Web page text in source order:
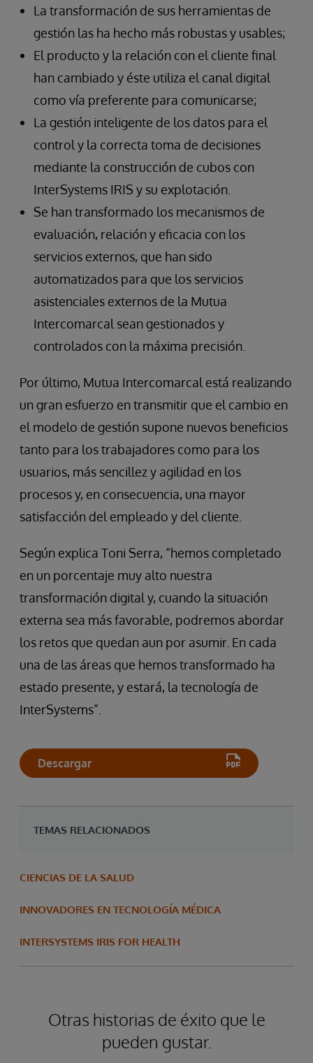
La transformación de sus herramientas de
gestión las ha hecho más robustas y usables;
El producto y la relación con el cliente final
han cambiado y éste utiliza el canal digital
como vía preferente para comunicarse;
La gestión inteligente de los datos para el
control y la correcta toma de decisiones
mediante la construcción de cubos con
InterSystems IRIS y su explotación.
Se han transformado los mecanismos de
evaluación, relación y eficacia con los
servicios externos, que han sido
automatizados para que los servicios
asistenciales externos de la Mutua
Intercomarcal sean gestionados y
controlados con la máxima precisión.
Por último, Mutua Intercomarcal está realizando
un gran esfuerzo en transmitir que el cambio en
el modelo de gestión supone nuevos beneficios
tanto para los trabajadores como para los
usuarios, más sencillez y agilidad en los
procesos y, en consecuencia, una mayor
satisfacción del empleado y del cliente.
Según explica Toni Serra, “hemos completado
en un porcentaje muy alto nuestra
transformación digital y, cuando la situación
externa sea más favorable, podremos abordar
los retos que quedan aun por asumir. En cada
una de las áreas que hemos transformado ha
estado presente, y estará, la tecnología de
InterSystems”.
Descargar
TEMAS RELACIONADOS
CIENCIAS DE LA SALUD
INNOVADORES EN TECNOLOGÍA MÉDICA
INTERSYSTEMS IRIS FOR HEALTH
Otras historias de éxito que le
pueden gustar.